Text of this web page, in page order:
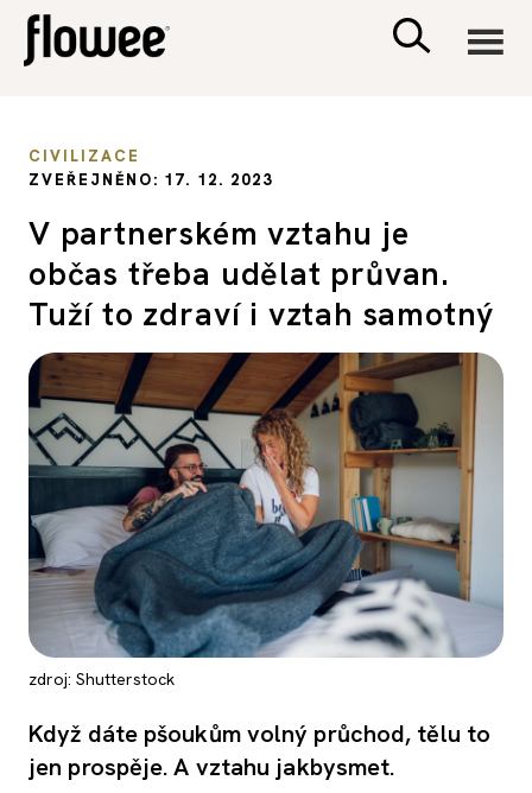
PSYCHOLOGIE
SEX A VZTAHY
PORADNA
CIVILIZACE
ZVEŘEJNĚNO: 17. 12. 2023
V partnerském vztahu je
občas třeba udělat průvan.
Tuží to zdraví i vztah samotný
zdroj: Shutterstock
Když dáte pšoukům volný průchod, tělu to
jen prospěje. A vztahu jakbysmet.